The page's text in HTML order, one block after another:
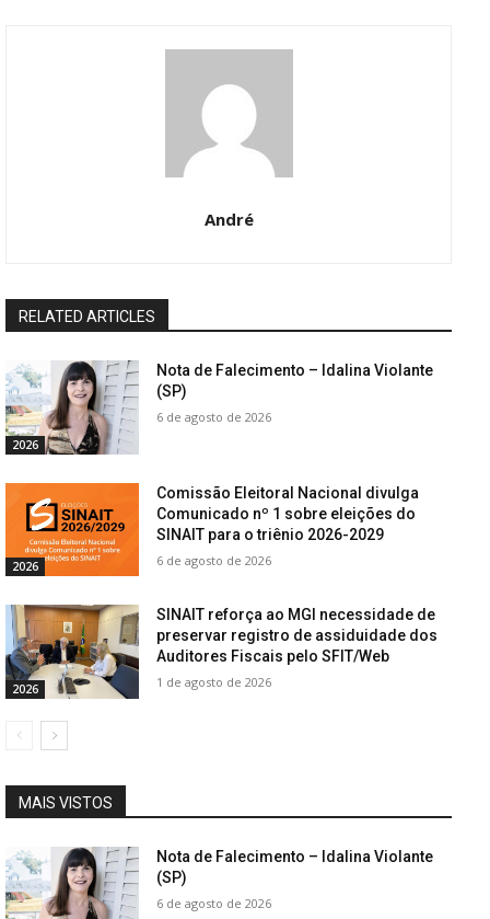
André
RELATED ARTICLES
2026
Nota de Falecimento – Idalina Violante
(SP)
6 de agosto de 2026
2026
Comissão Eleitoral Nacional divulga
Comunicado nº 1 sobre eleições do
SINAIT para o triênio 2026-2029
6 de agosto de 2026
2026
SINAIT reforça ao MGI necessidade de
preservar registro de assiduidade dos
Auditores Fiscais pelo SFIT/Web
1 de agosto de 2026
MAIS VISTOS
Nota de Falecimento – Idalina Violante
(SP)
6 de agosto de 2026